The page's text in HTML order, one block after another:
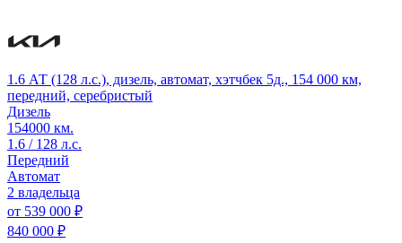
1.6 АТ (128 л.с.), дизель, автомат, хэтчбек 5д., 154 000 км,
передний, серебристый
Дизель
154000 км.
1.6 / 128 л.с.
Передний
Автомат
2 владельца
от 539 000 ₽
840 000 ₽